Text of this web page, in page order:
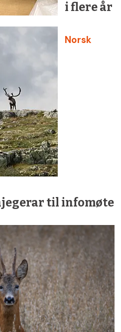
i flere år
Norsk
til infomøte